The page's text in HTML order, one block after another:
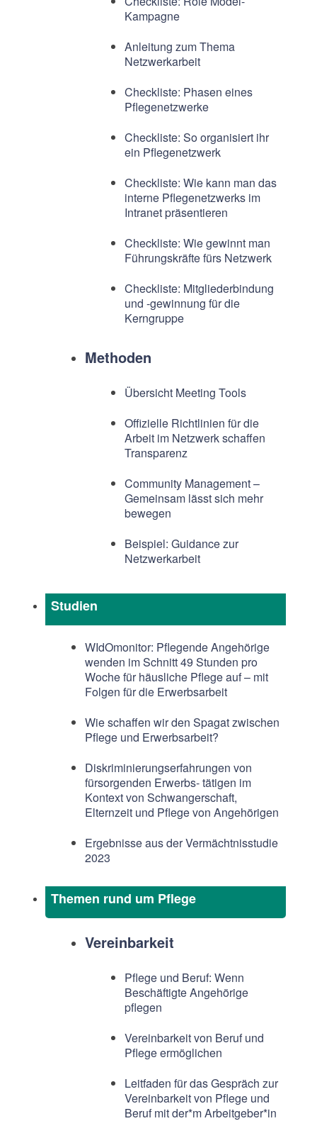
Kampagne
Anleitung zum Thema
Netzwerkarbeit
Checkliste: Phasen eines
Pflegenetzwerke
Checkliste: So organisiert ihr
ein Pflegenetzwerk
Checkliste: Wie kann man das
interne Pflegenetzwerks im
Intranet präsentieren
Checkliste: Wie gewinnt man
Führungskräfte fürs Netzwerk
Checkliste: Mitgliederbindung
und -gewinnung für die
Kerngruppe
Methoden
Übersicht Meeting Tools
Offizielle Richtlinien für die
Arbeit im Netzwerk schaffen
Transparenz
Community Management –
Gemeinsam lässt sich mehr
bewegen
Beispiel: Guidance zur
Netzwerkarbeit
Studien
WIdOmonitor: Pflegende Angehörige
wenden im Schnitt 49 Stunden pro
Woche für häusliche Pflege auf – mit
Folgen für die Erwerbsarbeit
Wie schaffen wir den Spagat zwischen
Pflege und Erwerbsarbeit?
Diskriminierungserfahrungen von
fürsorgenden Erwerbs- tätigen im
Kontext von Schwangerschaft,
Elternzeit und Pflege von Angehörigen
Ergebnisse aus der Vermächtnisstudie
2023
Themen rund um Pflege
Vereinbarkeit
Pflege und Beruf: Wenn
Beschäftigte Angehörige
pflegen
Vereinbarkeit von Beruf und
Pflege ermöglichen
Leitfaden für das Gespräch zur
Vereinbarkeit von Pflege und
Beruf mit der*m Arbeitgeber*in